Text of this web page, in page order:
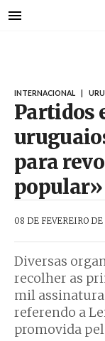
para
INTERNACIONAL
Partidos
para
popular»
08 DE FEVEREIRO DE
Diversas
recolher as
mil
referendo a
promovida